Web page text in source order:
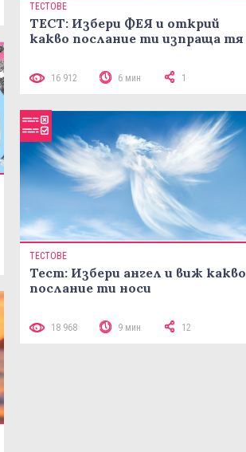
ТЕСТОВЕ
ТЕСТ: Избери ФЕЯ и открий
какво послание ти изпраща тя
16 912 6 мин 1
ТЕСТОВЕ
Тест: Избери ангел и виж какво
послание ти носи
18 968 9 мин 12